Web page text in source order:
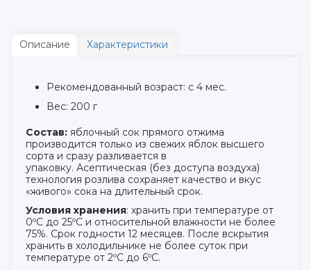
Описание Характеристики
Рекомендованный возраст: с 4 мес.
Вес: 200 г
Состав: яблочный сок прямого отжима
производится только из свежих яблок высшего
сорта и сразу разливается в
упаковку. Асептическая (без доступа воздуха)
технология розлива сохраняет качество и вкус
«живого» сока на длительный срок.
Условия хранения: хранить при температуре от
0ºC до 25ºC и относительной влажности не более
75%. Срок годности 12 месяцев. После вскрытия
хранить в холодильнике не более суток при
температуре от 2ºC до 6ºC.